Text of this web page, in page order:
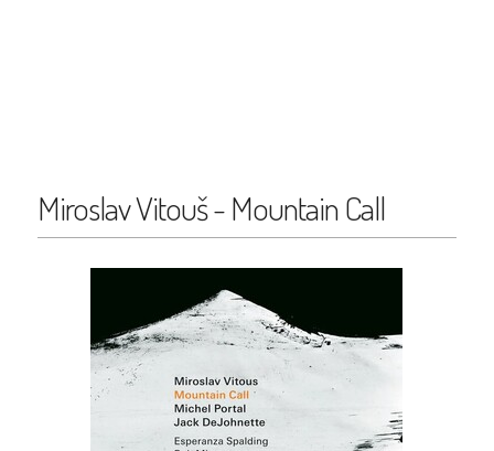
Miroslav Vitouš - Mountain Call